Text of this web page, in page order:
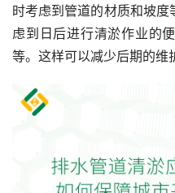
时考虑到管道的材质和坡
虑到日后进行清淤作业的
等。这样可以减少后期的维